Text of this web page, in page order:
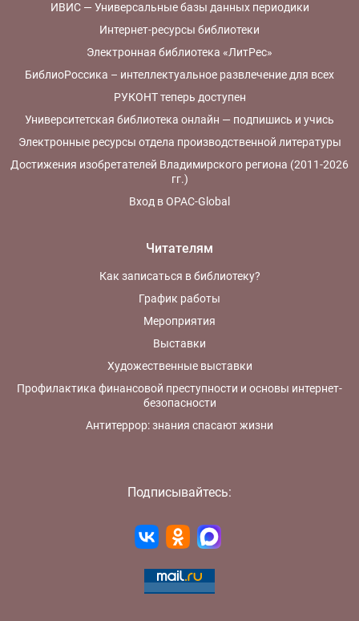
ИВИС — Универсальные базы данных периодики
Интернет-ресурсы библиотеки
Электронная библиотека «ЛитРес»
БиблиоРоссика – интеллектуальное развлечение для всех
РУКОНТ теперь доступен
Университетская библиотека онлайн — подпишись и учись
Электронные ресурсы отдела производственной литературы
Достижения изобретателей Владимирского региона (2011-2026
гг.)
Вход в OPAC-Global
Читателям
Как записаться в библиотеку?
График работы
Мероприятия
Выставки
Художественные выставки
Профилактика финансовой преступности и основы интернет-
безопасности
Антитеррор: знания спасают жизни
Подписывайтесь: